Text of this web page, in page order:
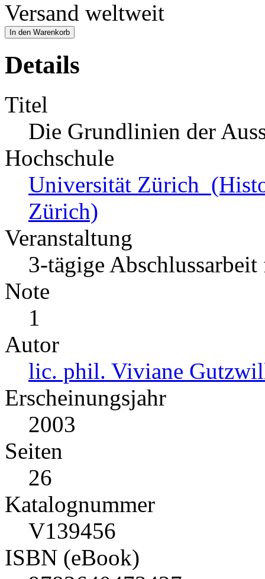
Versand weltweit
In den Warenkorb
Details
Titel
Die Grundlinien der
Hochschule
Universität Zürich
Zürich)
Veranstaltung
3-tägige
Note
1
Autor
lic. phil. Viviane
Erscheinungsjahr
2003
Seiten
26
Katalognummer
V139456
ISBN (eBook)